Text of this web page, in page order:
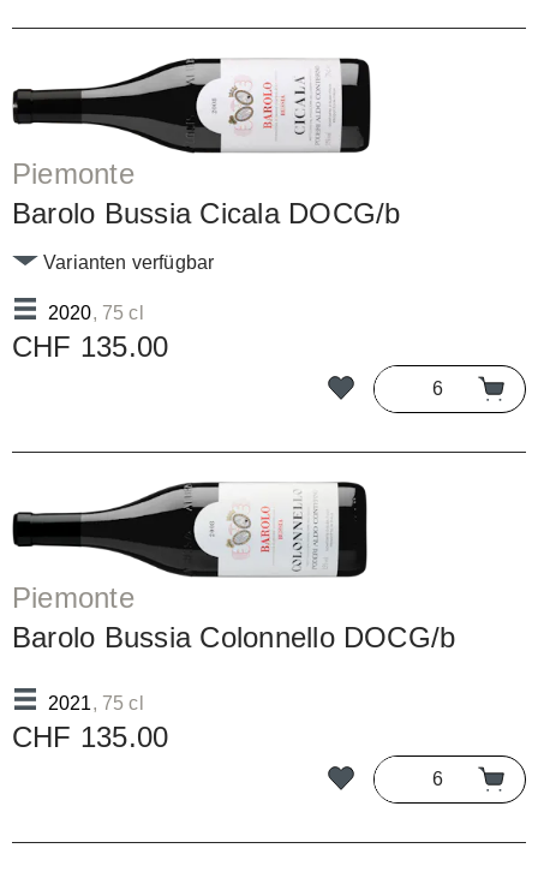
Piemonte
Barolo Bussia Cicala DOCG/b
2020, 75 cl
Varianten verfügbar
CHF 135.00
Piemonte
Barolo Bussia Colonnello DOCG/b
2021, 75 cl
CHF 135.00